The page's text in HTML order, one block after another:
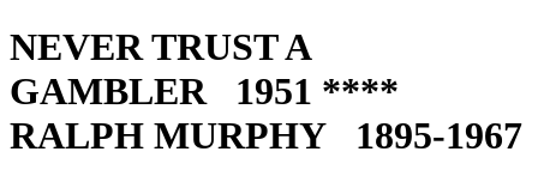
NEVER TRUST A
GAMBLER 1951 ****
RALPH MURPHY 1895-1967